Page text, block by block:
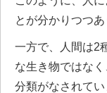
とが分かりつつあ
一方で、人間は2
な生き物ではな
分類がなされて